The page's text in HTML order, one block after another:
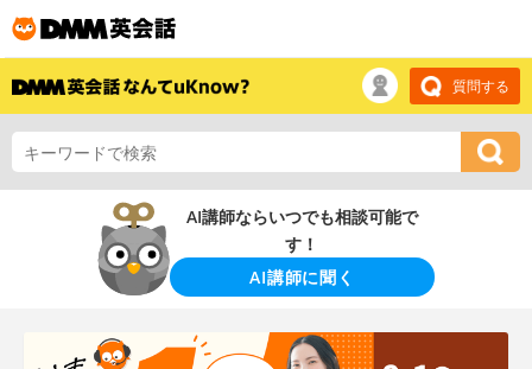
質問する
AI講師ならいつでも相談可能で
す！
AI講師に聞く